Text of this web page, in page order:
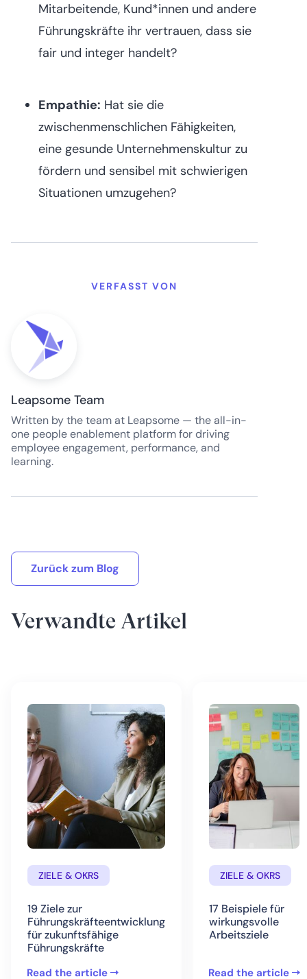
Mitarbeitende, Kund*innen und andere
Führungskräfte ihr vertrauen, dass sie
fair und integer handelt?
Empathie: Hat sie die
zwischenmenschlichen Fähigkeiten,
eine gesunde Unternehmenskultur zu
fördern und sensibel mit schwierigen
Situationen umzugehen?
VERFASST VON
Leapsome Team
Written by the team at Leapsome — the all-in-
one people enablement platform for driving
employee engagement, performance, and
learning.
Verwandte Artikel
Zurück zum Blog
ZIELE & OKRS
19 Ziele zur
Führungskräfteentwicklung
für zukunftsfähige
Führungskräfte
Read the article
ZIELE & OKRS
17 Beispiele für
wirkungsvolle
Arbeitsziele
Read the article